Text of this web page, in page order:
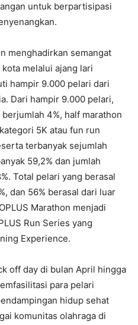
untuk berpartisipasi
menghadirkan semangat
melalui ajang lari
hampir 9.000 pelari dari
Dari hampir 9.000 pelari,
4%, half marathon
5K atau fun run
terbanyak sejumlah
59,2% dan jumlah
Total pelari yang berasal
dan 56% berasal dari luar
Marathon menjadi
Run Series yang
Experience.
off day di bulan April hingga
para pelari
hidup sehat
komunitas olahraga di